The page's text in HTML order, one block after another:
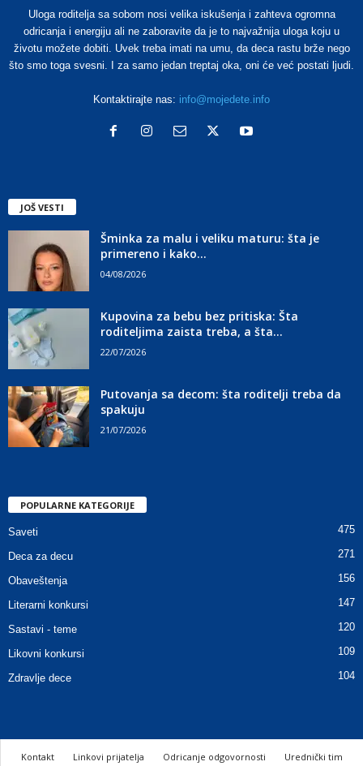
Uloga roditelja sa sobom nosi velika iskušenja i zahteva ogromna
odricanja i energiju ali ne zaboravite da je to najvažnija uloga koju u
životu možete dobiti. Uvek treba imati na umu, da deca rastu brže nego
što smo toga svesni. I za samo jedan treptaj oka, oni će već postati ljudi.
Kontaktirajte nas: info@mojedete.info
JOŠ VESTI
Šminka za malu i veliku maturu: šta je
primereno i kako...
04/08/2026
Kupovina za bebu bez pritiska: Šta
roditeljima zaista treba, a šta...
22/07/2026
Putovanja sa decom: šta roditelji treba da
spakuju
21/07/2026
POPULARNE KATEGORIJE
Saveti 475
Deca za decu 271
Obaveštenja 156
Literarni konkursi 147
Sastavi - teme 120
Likovni konkursi 109
Zdravlje dece 104
Kontakt Linkovi prijatelja Odricanje odgovornosti Urednički tim